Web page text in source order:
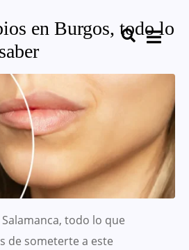
en Burgos, todo lo
todo lo que
de someterte a este